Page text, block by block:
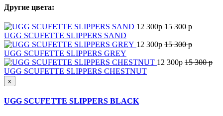
Другие цвета:
12 300p 15 300 p
UGG SCUFETTE SLIPPERS SAND
12 300p 15 300 p
UGG SCUFETTE SLIPPERS GREY
12 300p 15 300 p
UGG SCUFETTE SLIPPERS CHESTNUT
x
UGG SCUFETTE SLIPPERS BLACK